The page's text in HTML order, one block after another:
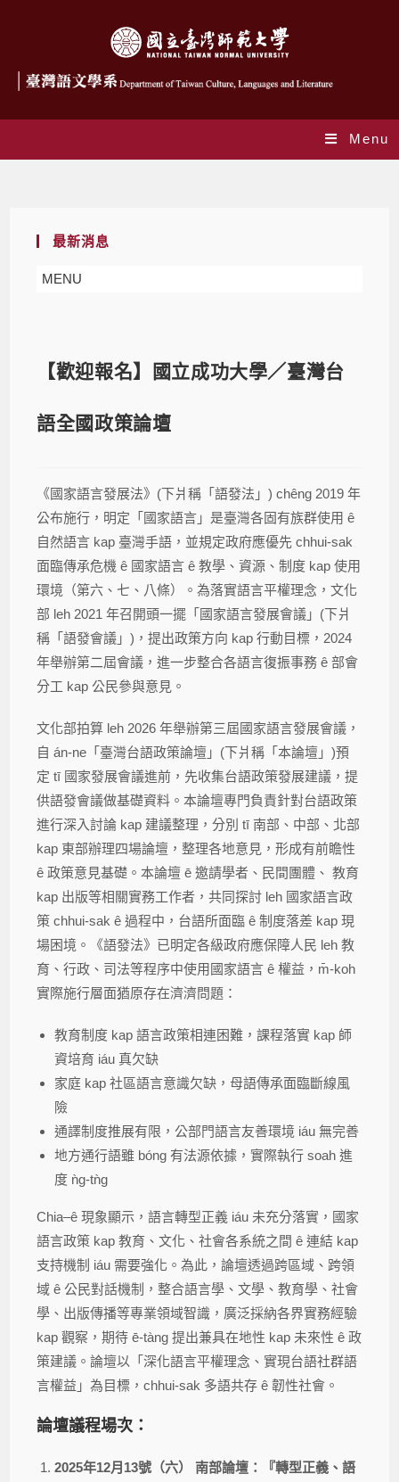
Menu
最新消息
MENU
【歡迎報名】國立成功大學／臺灣台
語全國政策論壇
《國家語言發展法》(下爿稱「語發法」) chêng 2019 年
公布施行，明定「國家語言」是臺灣各固有族群使用 ê
自然語言 kap 臺灣手語，並規定政府應優先 chhui-sak
面臨傳承危機 ê 國家語言 ê 教學、資源、制度 kap 使用
環境（第六、七、八條）。為落實語言平權理念，文化
部 leh 2021 年召開頭一擺「國家語言發展會議」(下爿
稱「語發會議」)，提出政策方向 kap 行動目標，2024
年舉辦第二屆會議，進一步整合各語言復振事務 ê 部會
分工 kap 公民參與意見。
文化部拍算 leh 2026 年舉辦第三屆國家語言發展會議，
自 án-ne「臺灣台語政策論壇」(下爿稱「本論壇」)預
定 tī 國家發展會議進前，先收集台語政策發展建議，提
供語發會議做基礎資料。本論壇專門負責針對台語政策
進行深入討論 kap 建議整理，分別 tī 南部、中部、北部
kap 東部辦理四場論壇，整理各地意見，形成有前瞻性
ê 政策意見基礎。本論壇 ē 邀請學者、民間團體、 教育
kap 出版等相關實務工作者，共同探討 leh 國家語言政
策 chhui-sak ê 過程中，台語所面臨 ê 制度落差 kap 現
場困境。《語發法》已明定各級政府應保障人民 leh 教
育、行政、司法等程序中使用國家語言 ê 權益，m̄-koh
實際施行層面猶原存在濟濟問題：
教育制度 kap 語言政策相連困難，課程落實 kap 師
資培育 iáu 真欠缺
家庭 kap 社區語言意識欠缺，母語傳承面臨斷線風
險
通譯制度推展有限，公部門語言友善環境 iáu 無完善
地方通行語雖 bóng 有法源依據，實際執行 soah 進
度 ǹg-tǹg
Chia–ê 現象顯示，語言轉型正義 iáu 未充分落實，國家
語言政策 kap 教育、文化、社會各系統之間 ê 連結 kap
支持機制 iáu 需要強化。為此，論壇透過跨區域、跨領
域 ê 公民對話機制，整合語言學、文學、教育學、社會
學、出版傳播等專業領域智識，廣泛採納各界實務經驗
kap 觀察，期待 ē-tàng 提出兼具在地性 kap 未來性 ê 政
策建議。論壇以「深化語言平權理念、實現台語社群語
言權益」為目標，chhui-sak 多語共存 ê 韌性社會。
論壇議程場次：
2025年12月13號（六） 南部論壇：『轉型正義、語